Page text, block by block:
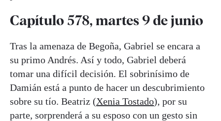
Capítulo 578, martes 9 de junio
Tras la amenaza de Begoña, Gabriel se encara a
su primo Andrés. Así y todo, Gabriel deberá
tomar una difícil decisión. El sobrinísimo de
Damián está a punto de hacer un descubrimiento
sobre su tío. Beatriz (Xenia Tostado), por su
parte, sorprenderá a su esposo con un gesto sin